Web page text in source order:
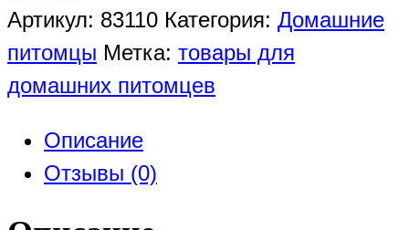
Артикул: 83110 Категория: Домашние
питомцы Метка: товары для
домашних питомцев
Описание
Отзывы (0)